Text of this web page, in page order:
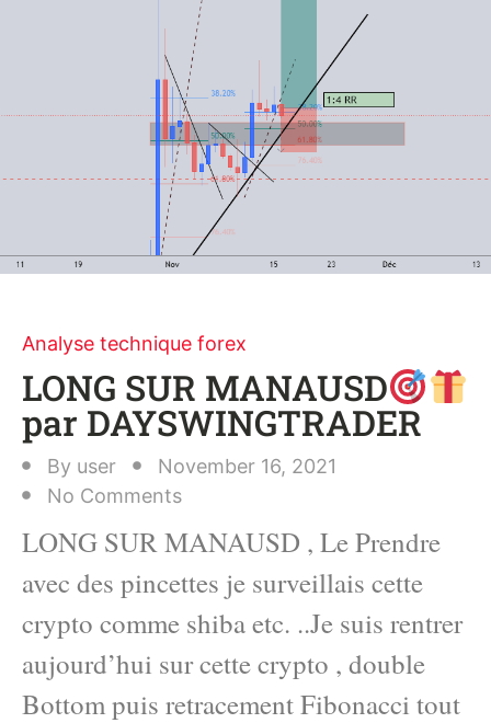
Analyse technique forex
LONG SUR MANAUSD
par DAYSWINGTRADER
By user
November 16, 2021
No Comments
LONG SUR MANAUSD , Le Prendre
avec des pincettes je surveillais cette
crypto comme shiba etc. ..Je suis rentrer
aujourd’hui sur cette crypto , double
Bottom puis retracement Fibonacci tout